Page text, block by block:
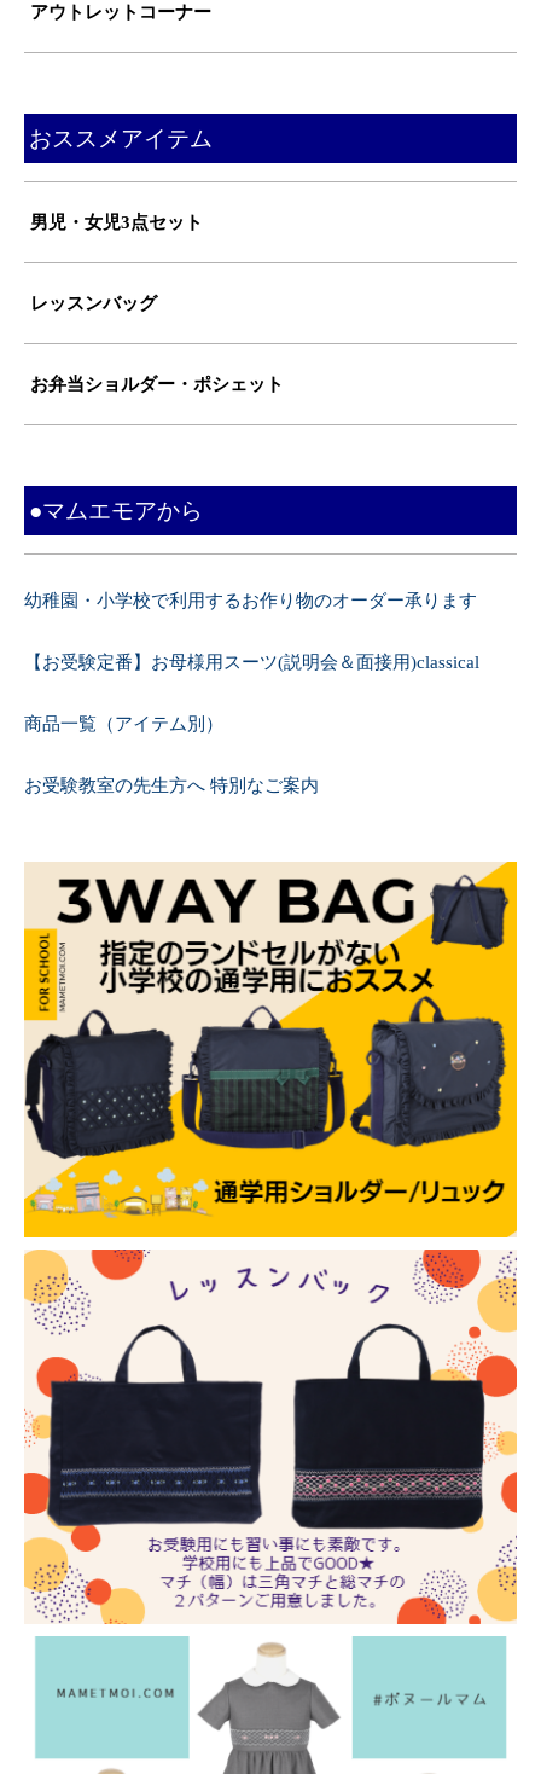
アウトレットコーナー
おススメアイテム
男児・女児3点セット
レッスンバッグ
お弁当ショルダー・ポシェット
●マムエモアから
幼稚園・小学校で利用するお作り物のオーダー承ります
【お受験定番】お母様用スーツ(説明会＆面接用)classical
商品一覧（アイテム別）
お受験教室の先生方へ 特別なご案内